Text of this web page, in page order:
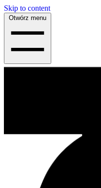
Skip to content
Otwórz menu